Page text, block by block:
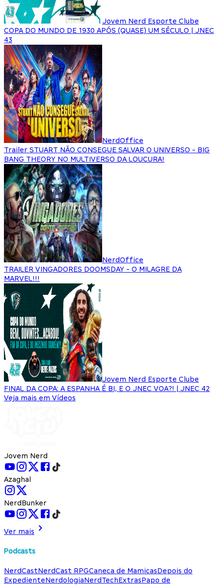
Jovem Nerd Esporte Clube
COPA DO MUNDO DE 1930 APÓS (QUASE) UM SÉCULO | JNEC
43
NerdOffice
Trailer STUART NÃO CONSEGUE SALVAR O UNIVERSO - BIG
BANG THEORY NO MULTIVERSO DA LOUCURA!
NerdOffice
TRAILER VINGADORES DOOMSDAY - O MILAGRE DA
MARVEL!!!
Jovem Nerd Esporte Clube
FINAL DA COPA: A ESPANHA É BI, E O JNEC VOA?! | JNEC 42
Veja mais em Vídeos
Jovem Nerd
Azaghal
NerdBunker
Ver mais
Podcasts
NerdCastNerdCast RPGCaneca de MamicasDepois do
ExpedienteNerdologiaNerdTechExtrasPapo de